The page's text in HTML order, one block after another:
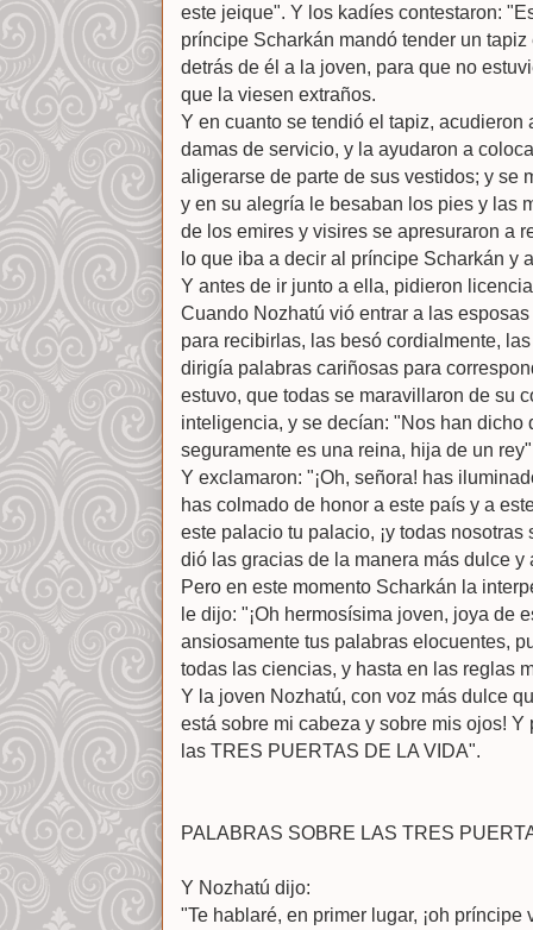
este jeique". Y los kadíes contestaron:
príncipe Scharkán mandó tender un
detrás de él a la joven, para que no
que la viesen extraños.
Y en cuanto se tendió el tapiz, acudieron
damas de servicio, y la ayudaron a
aligerarse de parte de sus vestidos; y se
y en su alegría le besaban los pies y las
de los emires y visires se apresuraron a
lo que iba a decir al príncipe Scharkán y
Y antes de ir junto a ella, pidieron
Cuando Nozhatú vió entrar a las
para recibirlas, las besó cordialmente,
dirigía palabras cariñosas para
estuvo, que todas se maravillaron de su
inteligencia, y se decían: "Nos han dicho
seguramente es una reina, hija de un
Y exclamaron: "¡Oh, señora! has
has colmado de honor a este país y a
este palacio tu palacio, ¡y todas
dió las gracias de la manera más dulce y
Pero en este momento Scharkán la
le dijo: "¡Oh hermosísima joven, joya de
ansiosamente tus palabras elocuentes,
todas las ciencias, y hasta en las reglas
Y la joven Nozhatú, con voz más dulce
está sobre mi cabeza y sobre mis ojos!
las TRES PUERTAS DE LA VIDA".
PALABRAS SOBRE LAS TRES
Y Nozhatú dijo:
"Te hablaré, en primer lugar, ¡oh